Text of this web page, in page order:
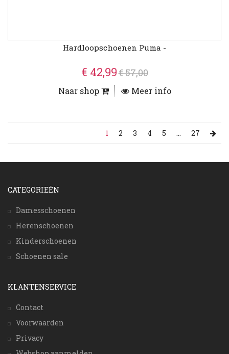
Hardloopschoenen Puma -
€ 42,99€ 57,00
Naar shop Meer info
1 2 3 4 5 ... 27
CATEGORIEËN
Damesschoenen
Herenschoenen
Kinderschoenen
Schoenen sale
KLANTENSERVICE
Contact
Voorwaarden
Privacy